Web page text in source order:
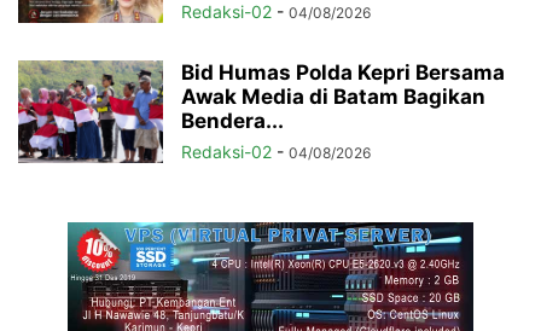
Redaksi-02 - 04/08/2026
Bid Humas Polda Kepri Bersama
Awak Media di Batam Bagikan
Bendera...
Redaksi-02 - 04/08/2026